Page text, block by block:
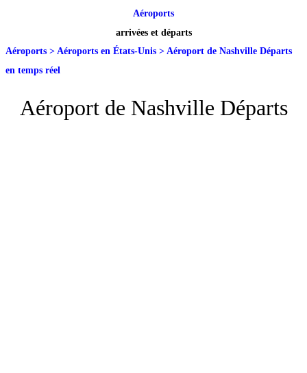
Aéroports
arrivées et départs
Aéroports > Aéroports en États-Unis > Aéroport de Nashville Départs
en temps réel
Aéroport de Nashville Départs